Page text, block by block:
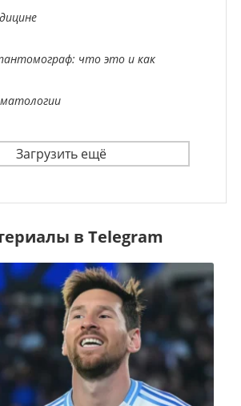
что это и как
Загрузить ещё
в Telegram